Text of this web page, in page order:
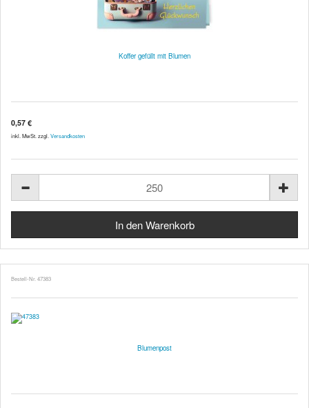
Koffer gefüllt mit Blumen
0,57 €
inkl. MwSt. zzgl. Versandkosten
Bestell-Nr. 47383
Blumenpost